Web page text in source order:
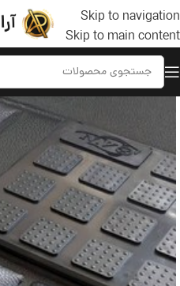
Skip to navigation
Skip to main content